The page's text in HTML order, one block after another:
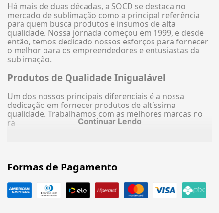
Há mais de duas décadas, a SOCD se destaca no
mercado de sublimação como a principal referência
para quem busca produtos e insumos de alta
qualidade. Nossa jornada começou em 1999, e desde
então, temos dedicado nossos esforços para fornecer
o melhor para os empreendedores e entusiastas da
sublimação.
Produtos de Qualidade Inigualável
Um dos nossos principais diferenciais é a nossa
dedicação em fornecer produtos de altíssima
qualidade. Trabalhamos com as melhores marcas no
ra
Continuar Lendo
Formas de Pagamento